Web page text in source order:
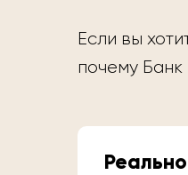
Если вы
почему